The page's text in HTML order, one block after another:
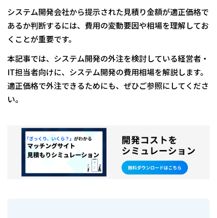
システム開発会社から提示された見積り金額が適正価格で
あるか判断するには、費用の変動要因や相場を理解してお
くことが重要です。
本記事では、システム開発の外注を検討している経営者・
IT担当者向けに、システム開発の費用相場を解説します。
適正価格で外注できるためにも、ぜひご参照にしてくださ
い。